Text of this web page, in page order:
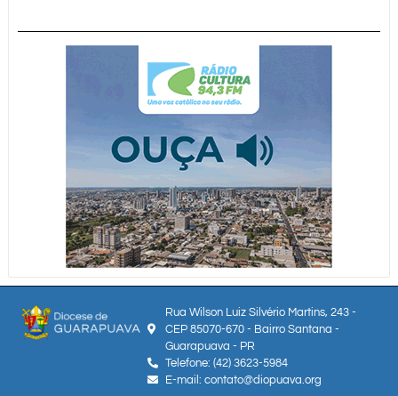
Rua Wilson Luiz Silvério Martins, 243 -
CEP 85070-670 - Bairro Santana -
Guarapuava - PR
Telefone: (42) 3623-5984
E-mail: contato@diopuava.org